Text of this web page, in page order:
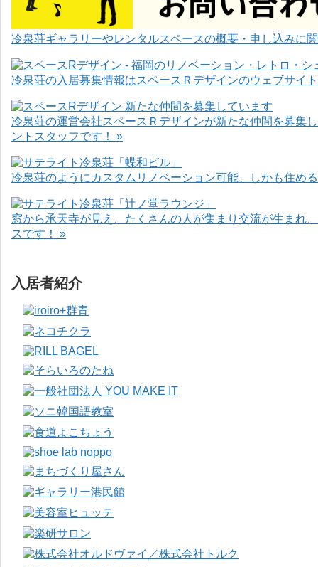
冷泉荘ギャラリーやレンタルスペースの概要・申し込みに
冷泉荘の入居募集情報はスペースＲデザインのウェブサイ
冷泉荘の運営会社スペースＲデザインが新たな仲間を募集
ントスタッフです！ »
冷泉荘のようにカスタムリノベーション可能、しかも住め
窓から承天寺が見え、たくさんの人が集まり交流が生まれ
スです！ »
入居者紹介